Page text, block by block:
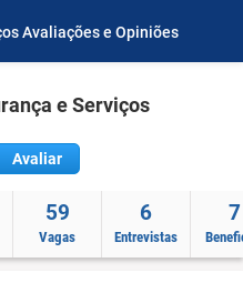
Avaliações e Opiniões
e Serviços
Avaliar
59
Vagas
6
Entrevistas
7